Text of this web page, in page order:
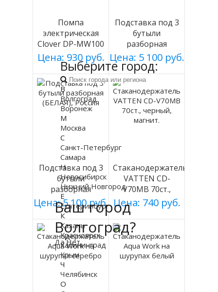
Помпа
электрическая
Clover DP-MW100
на батарейках
Цена: 930 руб.
Подставка под 3
бутыли
разборная
(СЕРАЯ), Россия
Цена: 5 100 руб.
Подставка под 3
бутыли
разборная
(БЕЛАЯ), Россия
Цена: 5 100 руб.
Стаканодержатель
VATTEN CD-
V70MB 70ст.,
черный, магнит.
Цена: 740 руб.
Ваш город
Волгоград?
Да Нет
Выберите город:
В
Волгоград
Воронеж
М
Москва
С
Санкт-Петербург
Самара
Н
Новосибирск
Нижний Новгород
Е
Екатеринбург
К
Казань
Красноярск
Калининград
Крым
Ч
Челябинск
О